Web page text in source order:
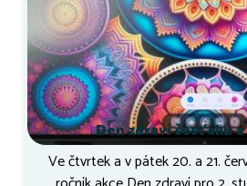
Den zdraví šesťáků
Ve čtvrtek a v pátek 20. a 21.